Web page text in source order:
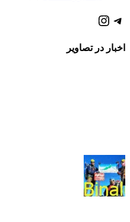
كانال تلگرام باشگاه
صفحه اينستاگرام باشگاه
اخبار در تصاویر